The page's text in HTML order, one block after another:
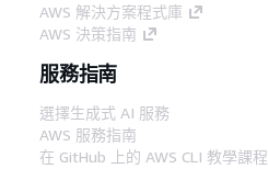
AWS 解決方案程式庫
AWS 決策指南
服務指南
選擇生成式 AI 服務
AWS 服務指南
在 GitHub 上的 AWS CLI 教學課程